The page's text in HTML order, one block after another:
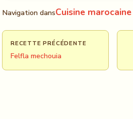
Navigation dansCuisine marocaine
RECETTE PRÉCÉDENTE
Felfla mechouia